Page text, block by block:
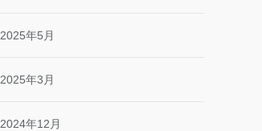
2025年5月
2025年3月
2024年12月